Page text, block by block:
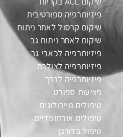
פיזיותרפיה ספורטיבית
שיקום קרסול לאחר ניתוח
שיקום לאחר ניתוח גב
פיזיותרפיה לכאבי גב
פיזיותרפיה לצולבת
פיזיותרפיה לברך
פציעות ספורט
טיפולים נויירולוגים
טיפולים אורתופדיים
טיפול בדורבן